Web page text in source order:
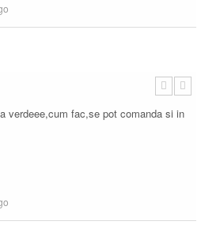
verdeee,cum fac,se pot comanda si in